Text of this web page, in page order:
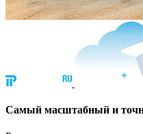
Cамый масштабный и